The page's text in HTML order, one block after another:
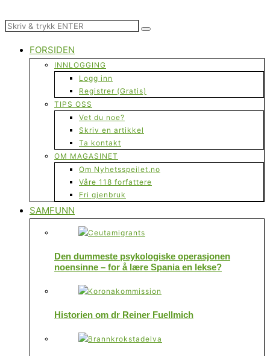
FORSIDEN
INNLOGGING
Logg inn
Registrer (Gratis)
TIPS OSS
Vet du noe?
Skriv en artikkel
Ta kontakt
OM MAGASINET
Om Nyhetsspeilet.no
Våre 118 forfattere
Fri gjenbruk
SAMFUNN
Den dummeste psykologiske operasjonen
noensinne – for å lære Spania en lekse?
Historien om dr Reiner Fuellmich